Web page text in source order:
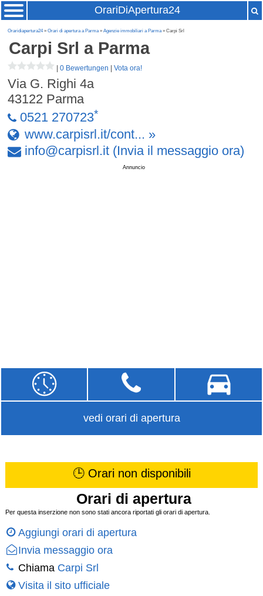
OrariDiApertura24
Oraridiapertura24»Orari di apertura a Parma»Agenzie immobiliari a Parma» Carpi Srl
Carpi Srl a Parma
|0 Bewertungen |Vota ora!
Via G. Righi 4a
43122 Parma
0521 270723*
www.carpisrl.it/cont... »
info@carpisrl .it (Invia il messaggio ora)
Annuncio
vedi orari di apertura
🕒 Orari non disponibili
Orari di apertura
Per questa inserzione non sono stati ancora riportati gli orari di apertura.
Aggiungi orari di apertura
Invia messaggio ora
Chiama Carpi Srl
Visita il sito ufficiale